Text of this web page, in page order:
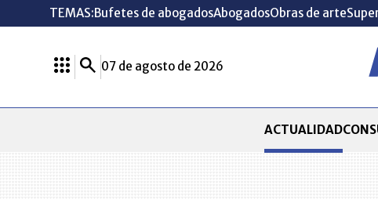
TEMAS:Bufetes de abogadosAbogadosObras de arte
07 de agosto de 2026
ACTUALIDAD